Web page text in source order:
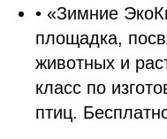
• «Зимние
площадка,
животных и
класс по
птиц.